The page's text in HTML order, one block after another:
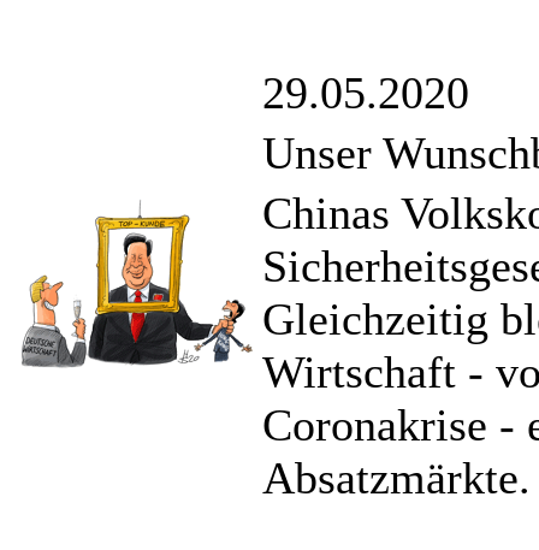
29.05.2020
Unser
Chinas
Gleichzeitig
Wirtschaft -
Coronakrise -
Absatzmärkte.